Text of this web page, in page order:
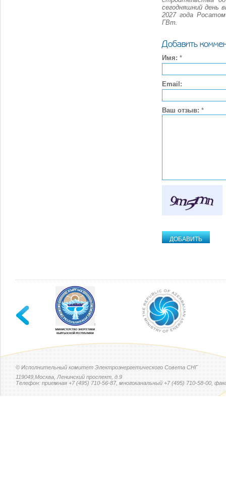
сегодняшний день
2027 года
ГВт.
Добавить
Имя: *
Email:
Ваш отзыв: *
© Исполнительный комитет Электроэнергетического Совета СНГ
119049,Москва, Ленинский проспект, д.9
Телефон: приемная +7 (495) 710-56-87, многоканальный +7 (495) 710-58-00,